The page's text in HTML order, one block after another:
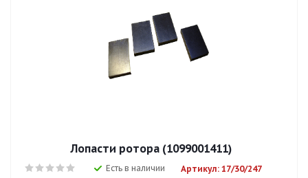
Лопасти ротора (1099001411)
Есть в наличии Артикул: 17/30/247